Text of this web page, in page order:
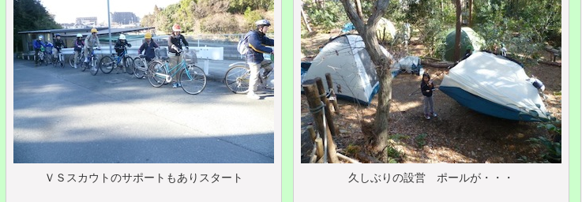
ＶＳスカウトのサポートもありスタート 久しぶりの設営 ポールが・・・